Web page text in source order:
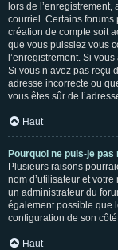
lors de
courriel. Certains
création de compte soit
que vous puissiez vous
l’enregistrement. Si
Si vous n’avez pas reçu
adresse incorrecte ou
vous êtes sûr de
Haut
Pourquoi ne puis-je
Plusieurs raisons
nom d’utilisateur et
un administrateur du
également possible que
configuration de son
Haut